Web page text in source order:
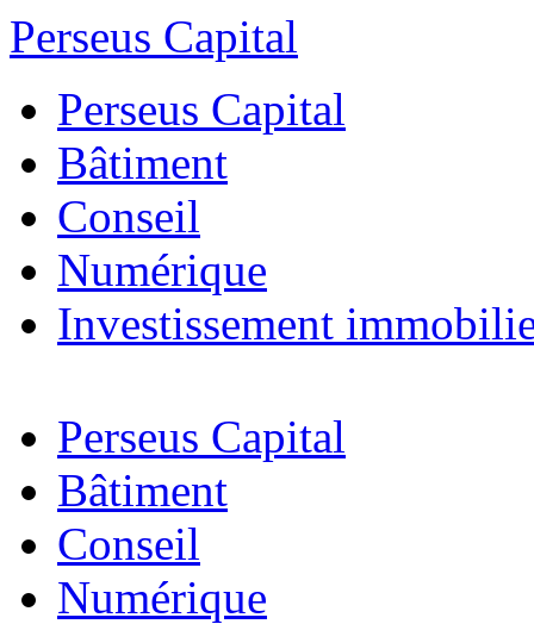
Perseus Capital
Perseus Capital
Bâtiment
Conseil
Numérique
Investissement
Perseus Capital
Bâtiment
Conseil
Numérique